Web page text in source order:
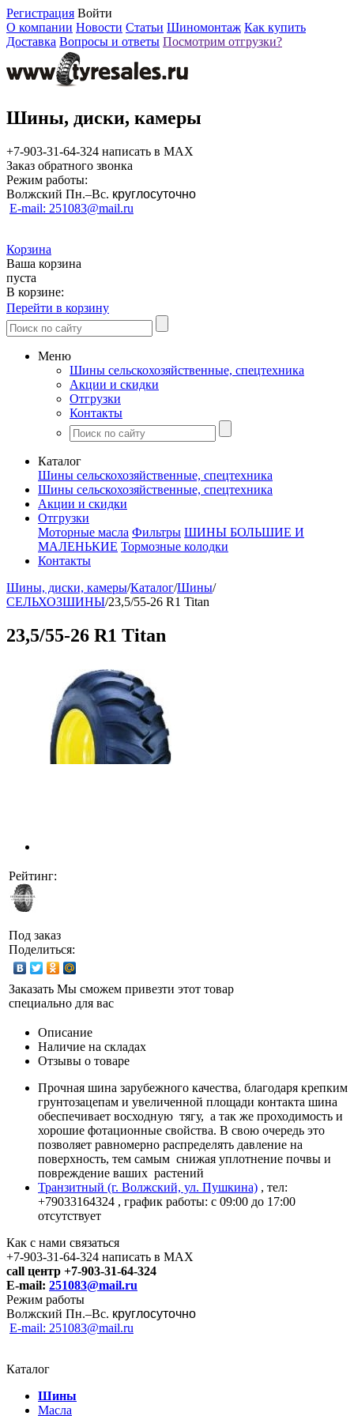
Регистрация Войти
О компании Новости Статьи Шиномонтаж Как купить
Доставка Вопросы и ответы Посмотрим отгрузки?
Шины, диски, камеры
+7-903-31-64-324 написать в MAX
Заказ обратного звонка
Режим работы:
Волжский Пн.–Вс. круглосуточно
E-mail: 251083@mail.ru
Корзина
Ваша корзина
пуста
В корзине:
Перейти в корзину
Меню
Шины сельскохозяйственные, спецтехника
Акции и скидки
Отгрузки
Контакты
Каталог
Шины сельскохозяйственные, спецтехника
Шины сельскохозяйственные, спецтехника
Акции и скидки
Отгрузки
Моторные масла Фильтры ШИНЫ БОЛЬШИЕ И
МАЛЕНЬКИЕ Тормозные колодки
Контакты
Шины, диски, камеры/Каталог/Шины/
СЕЛЬХОЗШИНЫ/23,5/55-26 R1 Titan
23,5/55-26 R1 Titan
Рейтинг:
Под заказ
Поделиться:
Заказать Мы сможем привезти этот товар
специально для вас
Описание
Наличие на складах
Отзывы о товаре
Прочная шина зарубежного качества, благодаря крепким
грунтозацепам и увеличенной площади контакта шина
обеспечивает восходную тягу, а так же проходимость и
хорошие фотационные свойства. В свою очередь это
позволяет равномерно распределять давление на
поверхность, тем самым снижая уплотнение почвы и
повреждение ваших растений
Транзитный (г. Волжский, ул. Пушкина) , тел:
+79033164324 , график работы: с 09:00 до 17:00
отсутствует
Как с нами связаться
+7-903-31-64-324 написать в MAX
call центр +7-903-31-64-324
E-mail: 251083@mail.ru
Режим работы
Волжский Пн.–Вс. круглосуточно
E-mail: 251083@mail.ru
Каталог
Шины
Масла